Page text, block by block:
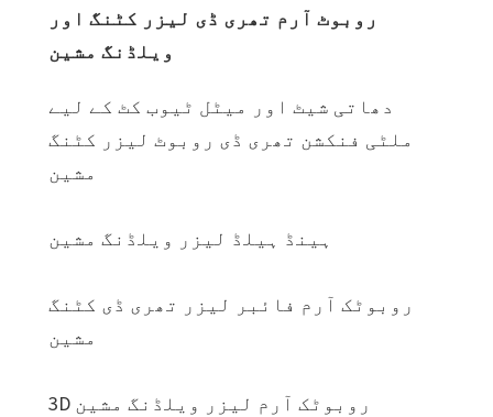
روبوٹ آرم تھری ڈی لیزر کٹنگ اور
ویلڈنگ مشین
دھاتی شیٹ اور میٹل ٹیوب کٹ کے لیے
ملٹی فنکشن تھری ڈی روبوٹ لیزر کٹنگ
مشین
ہینڈ ہیلڈ لیزر ویلڈنگ مشین
روبوٹک آرم فائبر لیزر تھری ڈی کٹنگ
مشین
3D روبوٹک آرم لیزر ویلڈنگ مشین